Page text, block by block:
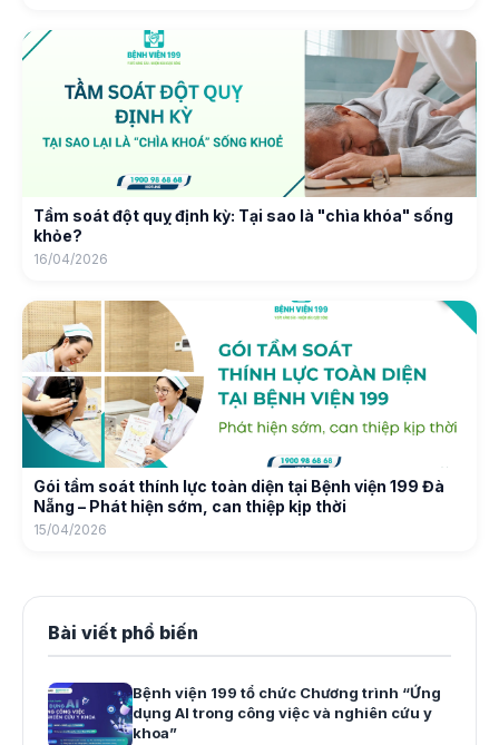
Tầm soát đột quỵ định kỳ: Tại sao là "chìa khóa" sống
khỏe?
16/04/2026
Gói tầm soát thính lực toàn diện tại Bệnh viện 199 Đà
Nẵng – Phát hiện sớm, can thiệp kịp thời
15/04/2026
Bài viết phổ biến
Bệnh viện 199 tổ chức Chương trình “Ứng
dụng AI trong công việc và nghiên cứu y
khoa”